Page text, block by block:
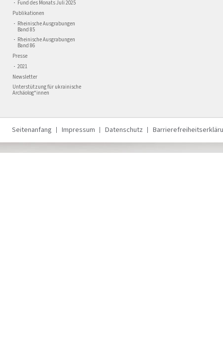
Fund des Monats Juli 2025
Publikationen
Rheinische Ausgrabungen
Band 85
Rheinische Ausgrabungen
Band 86
Presse
2021
Newsletter
Unterstützung für ukrainische
Archäolog*innen
Seitenanfang Impressum Datenschutz